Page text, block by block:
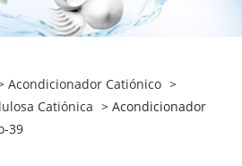
Acondicionador Catiónico >
Catiónica > Acondicionador
39